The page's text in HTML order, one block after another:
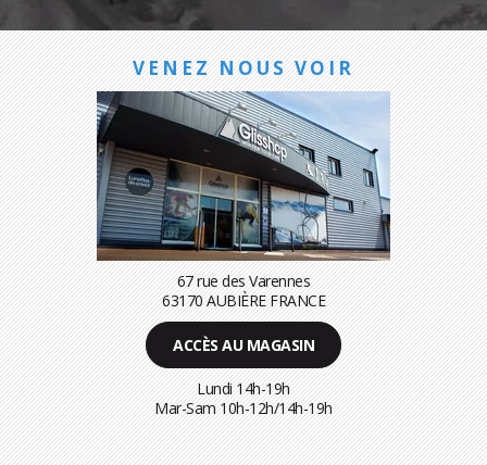
VENEZ NOUS VOIR
67 rue des Varennes
63170 AUBIÈRE FRANCE
ACCÈS AU MAGASIN
Lundi 14h-19h
Mar-Sam 10h-12h/14h-19h